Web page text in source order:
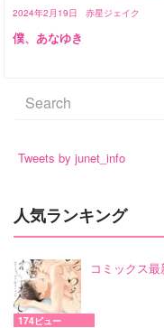
2024年2月19日 赤星ジェイク
僕、あなゆき
Tweets by junet_info
人気ランキング
コミックス最
174ビュー